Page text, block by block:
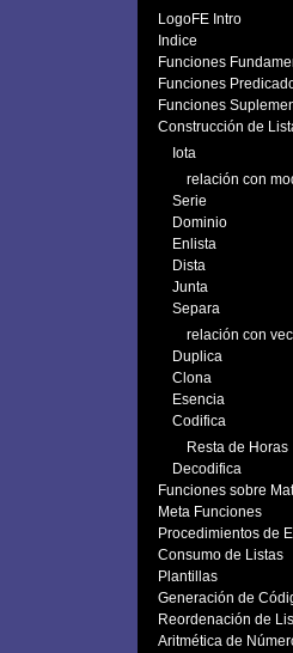
LogoFE Intro
Indice
Funciones
Funciones
Funciones
Construcción de
Iota
relación con
Serie
Dominio
Enlista
Dista
Junta
Separa
relación con
Duplica
Clona
Esencia
Codifica
Resta de Horas
Decodifica
Funciones sobre
Meta Funciones
Procedimientos de
Consumo de Listas
Plantillas
Generación de
Reordenación de
Aritmética de